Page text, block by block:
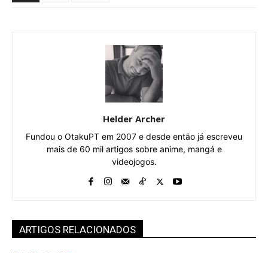
Helder Archer
Fundou o OtakuPT em 2007 e desde então já escreveu
mais de 60 mil artigos sobre anime, mangá e
videojogos.
ARTIGOS RELACIONADOS